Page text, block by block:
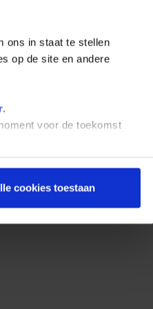
ons in staat te stellen
op de site en andere
.
voor de toekomst
cookies toestaan
de week, evenals zaterdag..
tot vrijdag. Op zaterdag